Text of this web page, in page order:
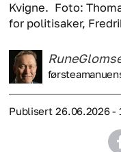
Kvigne. Foto:
for politisaker,
Rune
Publisert 26.06.2026 -